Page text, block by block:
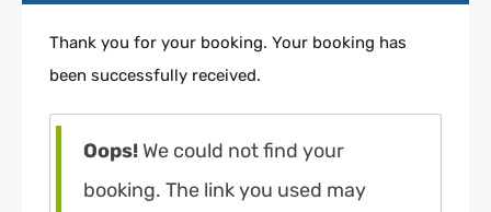
Thank you for your booking. Your booking has
been successfully received.
Oops! We could not find your
booking. The link you used may